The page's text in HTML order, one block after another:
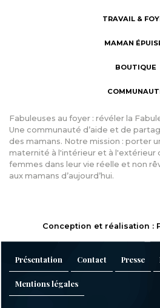
TRAVAIL &
MAMAN
BOUTIQUE
Fabuleuses au foyer : révéler la
Une communauté d’aide et de
des mamans. Notre mission : porter
maternité à l'intérieur et à l'extérieur
femmes dans leur vie réelle et non
aux mamans d’aujourd’hui.
Conception et réalisation :
Présentation Contact Presse
Mentions légales